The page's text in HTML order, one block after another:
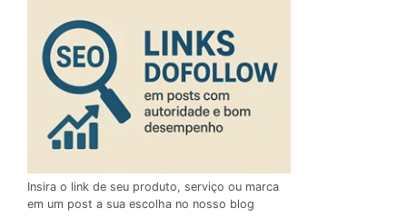
Insira o link de seu produto, serviço ou marca
em um post a sua escolha no nosso blog